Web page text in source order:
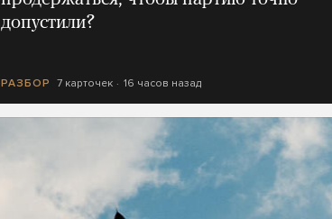
допустили?
РАЗБОР 7 карточек 16 часов назад